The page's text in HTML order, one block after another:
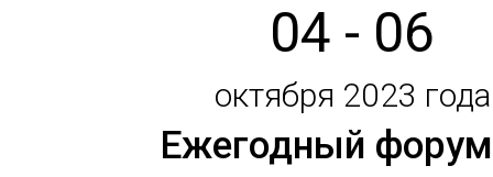
04 - 06
октября 2023 года
Ежегодный